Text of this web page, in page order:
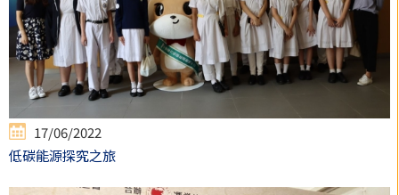
17/06/2022
低碳能源探究之旅